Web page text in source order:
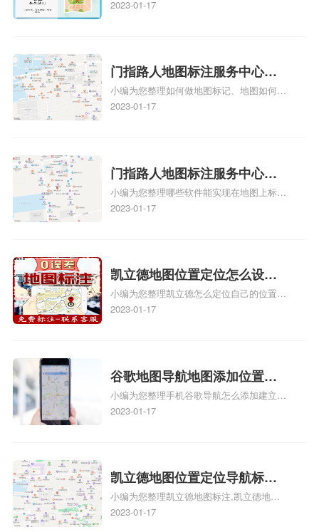
务中心铺如何入驻花小猪打车
教程、商家如何入驻地图、如何入驻地:、
2023-01-17
门指路人地图标注服务中心如
何做花小猪打车地图位置标
记？门指路人地图标注服务中
小编为您整理如何做地图标记、地图如何做
标记、so搜街景中如何做标记、360e启花贷
关地图标注知识，详情可查看下方正文！
2023-01-17
门指路人地图标注服务中心地
图位置地址标记？门指路人地
图标注服务中心苹果地图位置
小编为您整理哪些软件能实现在地图上标记
门指路人地图标注服务中心位置、门指路人
门指路人地图标注服务中心地址标注上地图
怎么弄相关地图标注知识，详情可查看下方
正文！
2023-01-17
凯立德地图位置定位怎么设置
自己的指路人地图标注服务中
心名？凯立德地图位置定位怎
小编为您整理凯立德怎么定位自己的位置
啊、手机凯立德地图定位怎么设置往上走、
地图标注服务中心铺招牌相关地图标注知
识，详情可查看下方正文！
2023-01-17
谷歌地图导航地图添加位置？
添加谷歌地图导航位置？
小编为您整理手机谷歌导航怎么添加建立多
人位置、如何在地图，谷歌地图添加公司位
2023-01-17
凯立德地图位置定位导航标
注？凯立德地图位置定位,导航,
标注？
小编为您整理凯立德地图标注,凯立德地图
标注怎么做啊、凯立德地图标注,凯立德地
2023-01-17